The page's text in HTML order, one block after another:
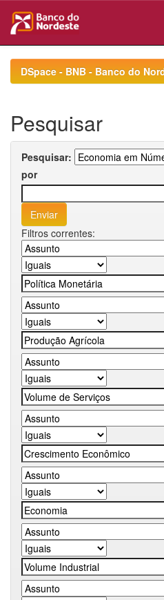
navigationDSpace - BNB - Banco do
Pesquisar
Pesquisar:
por
Filtros correntes: